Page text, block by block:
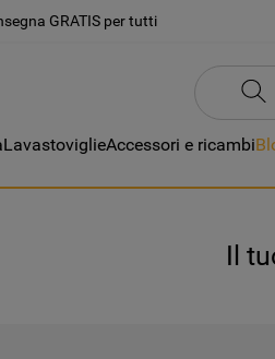
GRATIS per tutti
LavastoviglieAccessori e ricambi
Il